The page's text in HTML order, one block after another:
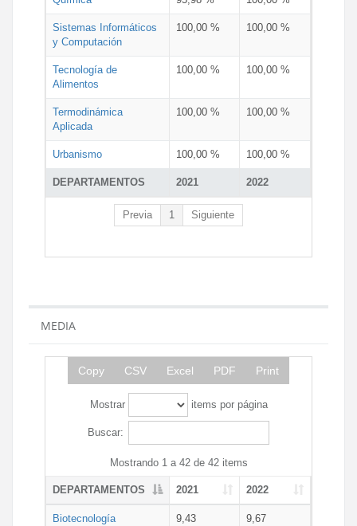
DEPARTAMENTOS 2021 2022
Sistemas Informáticos
y Computación
100,00 % 100,00 %
Tecnología de
Alimentos
100,00 % 100,00 %
Termodinámica
Aplicada
100,00 % 100,00 %
Urbanismo 100,00 % 100,00 %
Previa 1 Siguiente
MEDIA
Copy CSV Excel PDF Print
Mostrar items por página
Buscar:
Mostrando 1 a 42 de 42 items
DEPARTAMENTOS 2021 2022
Biotecnología 9,43 9,67